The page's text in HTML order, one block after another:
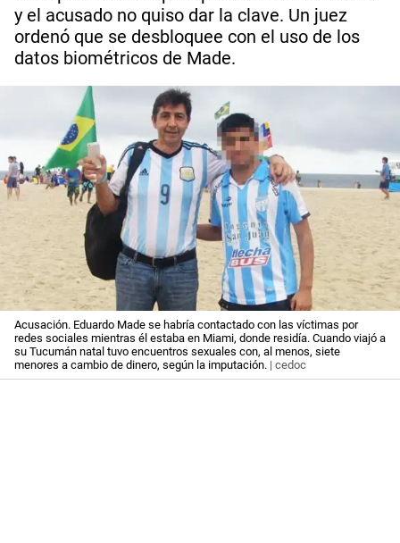
y el acusado no quiso dar la clave. Un juez
ordenó que se desbloquee con el uso de los
datos biométricos de Made.
Acusación. Eduardo Made se habría contactado con las víctimas por
redes sociales mientras él estaba en Miami, donde residía. Cuando viajó a
su Tucumán natal tuvo encuentros sexuales con, al menos, siete
menores a cambio de dinero, según la imputación. | cedoc